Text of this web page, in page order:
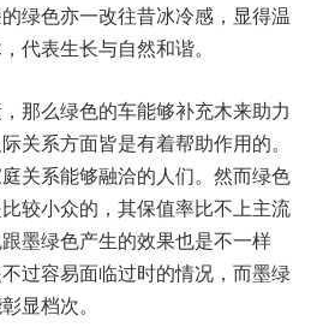
绿色亦一改往昔冰冷感，显得温
代表生长与自然和谐。
那么绿色的车能够补充木来助力
关系方面皆是有着帮助作用的。
关系能够融洽的人们。然而绿色
较小众的，其保值率比不上主流
墨绿色产生的效果也是不一样
过容易面临过时的情况，而墨绿
显档次。